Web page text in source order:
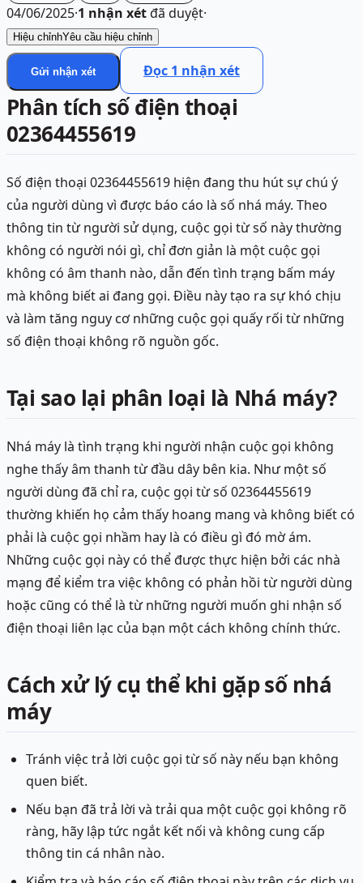
04/06/2025·1 nhận xétđã duyệt·
Hiệu chỉnhYêu cầu hiệu chỉnh
Gửi nhận xét Đọc 1 nhận xét
Phân tích số điện thoại
02364455619
Số điện thoại 02364455619 hiện đang thu hút sự chú ý
của người dùng vì được báo cáo là số nhá máy. Theo
thông tin từ người sử dụng, cuộc gọi từ số này thường
không có người nói gì, chỉ đơn giản là một cuộc gọi
không có âm thanh nào, dẫn đến tình trạng bấm máy
mà không biết ai đang gọi. Điều này tạo ra sự khó chịu
và làm tăng nguy cơ những cuộc gọi quấy rối từ những
số điện thoại không rõ nguồn gốc.
Tại sao lại phân loại là Nhá máy?
Nhá máy là tình trạng khi người nhận cuộc gọi không
nghe thấy âm thanh từ đầu dây bên kia. Như một số
người dùng đã chỉ ra, cuộc gọi từ số 02364455619
thường khiến họ cảm thấy hoang mang và không biết có
phải là cuộc gọi nhầm hay là có điều gì đó mờ ám.
Những cuộc gọi này có thể được thực hiện bởi các nhà
mạng để kiểm tra việc không có phản hồi từ người dùng
hoặc cũng có thể là từ những người muốn ghi nhận số
điện thoại liên lạc của bạn một cách không chính thức.
Cách xử lý cụ thể khi gặp số nhá
máy
Tránh việc trả lời cuộc gọi từ số này nếu bạn không
quen biết.
Nếu bạn đã trả lời và trải qua một cuộc gọi không rõ
ràng, hãy lập tức ngắt kết nối và không cung cấp
thông tin cá nhân nào.